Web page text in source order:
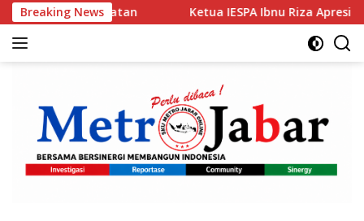
Langsung
ke
konten
Breaking News
Ketua IESPA Ibnu Riza Apresiasi Kapolri Cup 2026 :